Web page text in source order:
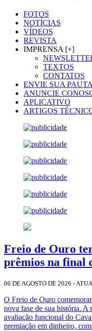
FOTOS
NOTÍCIAS
VÍDEOS
REVISTA
IMPRENSA [+]
TEXTOS
CONTATOS
ENVIE SUA
ANUNCIE
APLICATIVO
ARTIGOS
Freio de Ouro
prêmios na final
06 DE AGOSTO DE 2026 -
O Freio de Ouro
nova fase de sua história. A
avaliação funcional do
premiação em dinheiro,